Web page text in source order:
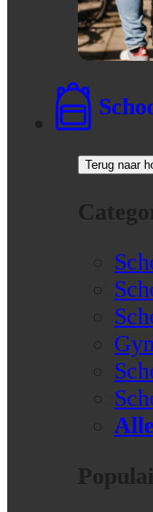
Terug naar